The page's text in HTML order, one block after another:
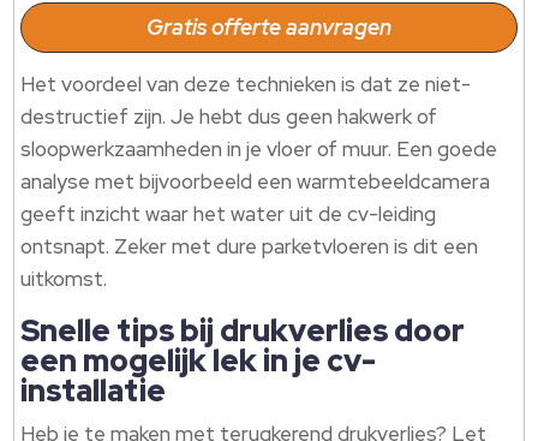
Gratis offerte aanvragen
Het voordeel van deze technieken is dat ze niet-
destructief zijn. Je hebt dus geen hakwerk of
sloopwerkzaamheden in je vloer of muur. Een goede
analyse met bijvoorbeeld een warmtebeeldcamera
geeft inzicht waar het water uit de cv-leiding
ontsnapt. Zeker met dure parketvloeren is dit een
uitkomst.
Snelle tips bij drukverlies door
een mogelijk lek in je cv-
installatie
Heb je te maken met terugkerend drukverlies? Let